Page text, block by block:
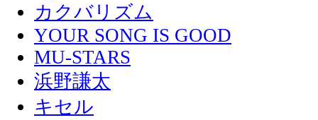
カクバリズム
YOUR SONG IS GOOD
MU-STARS
浜野謙太
キセル